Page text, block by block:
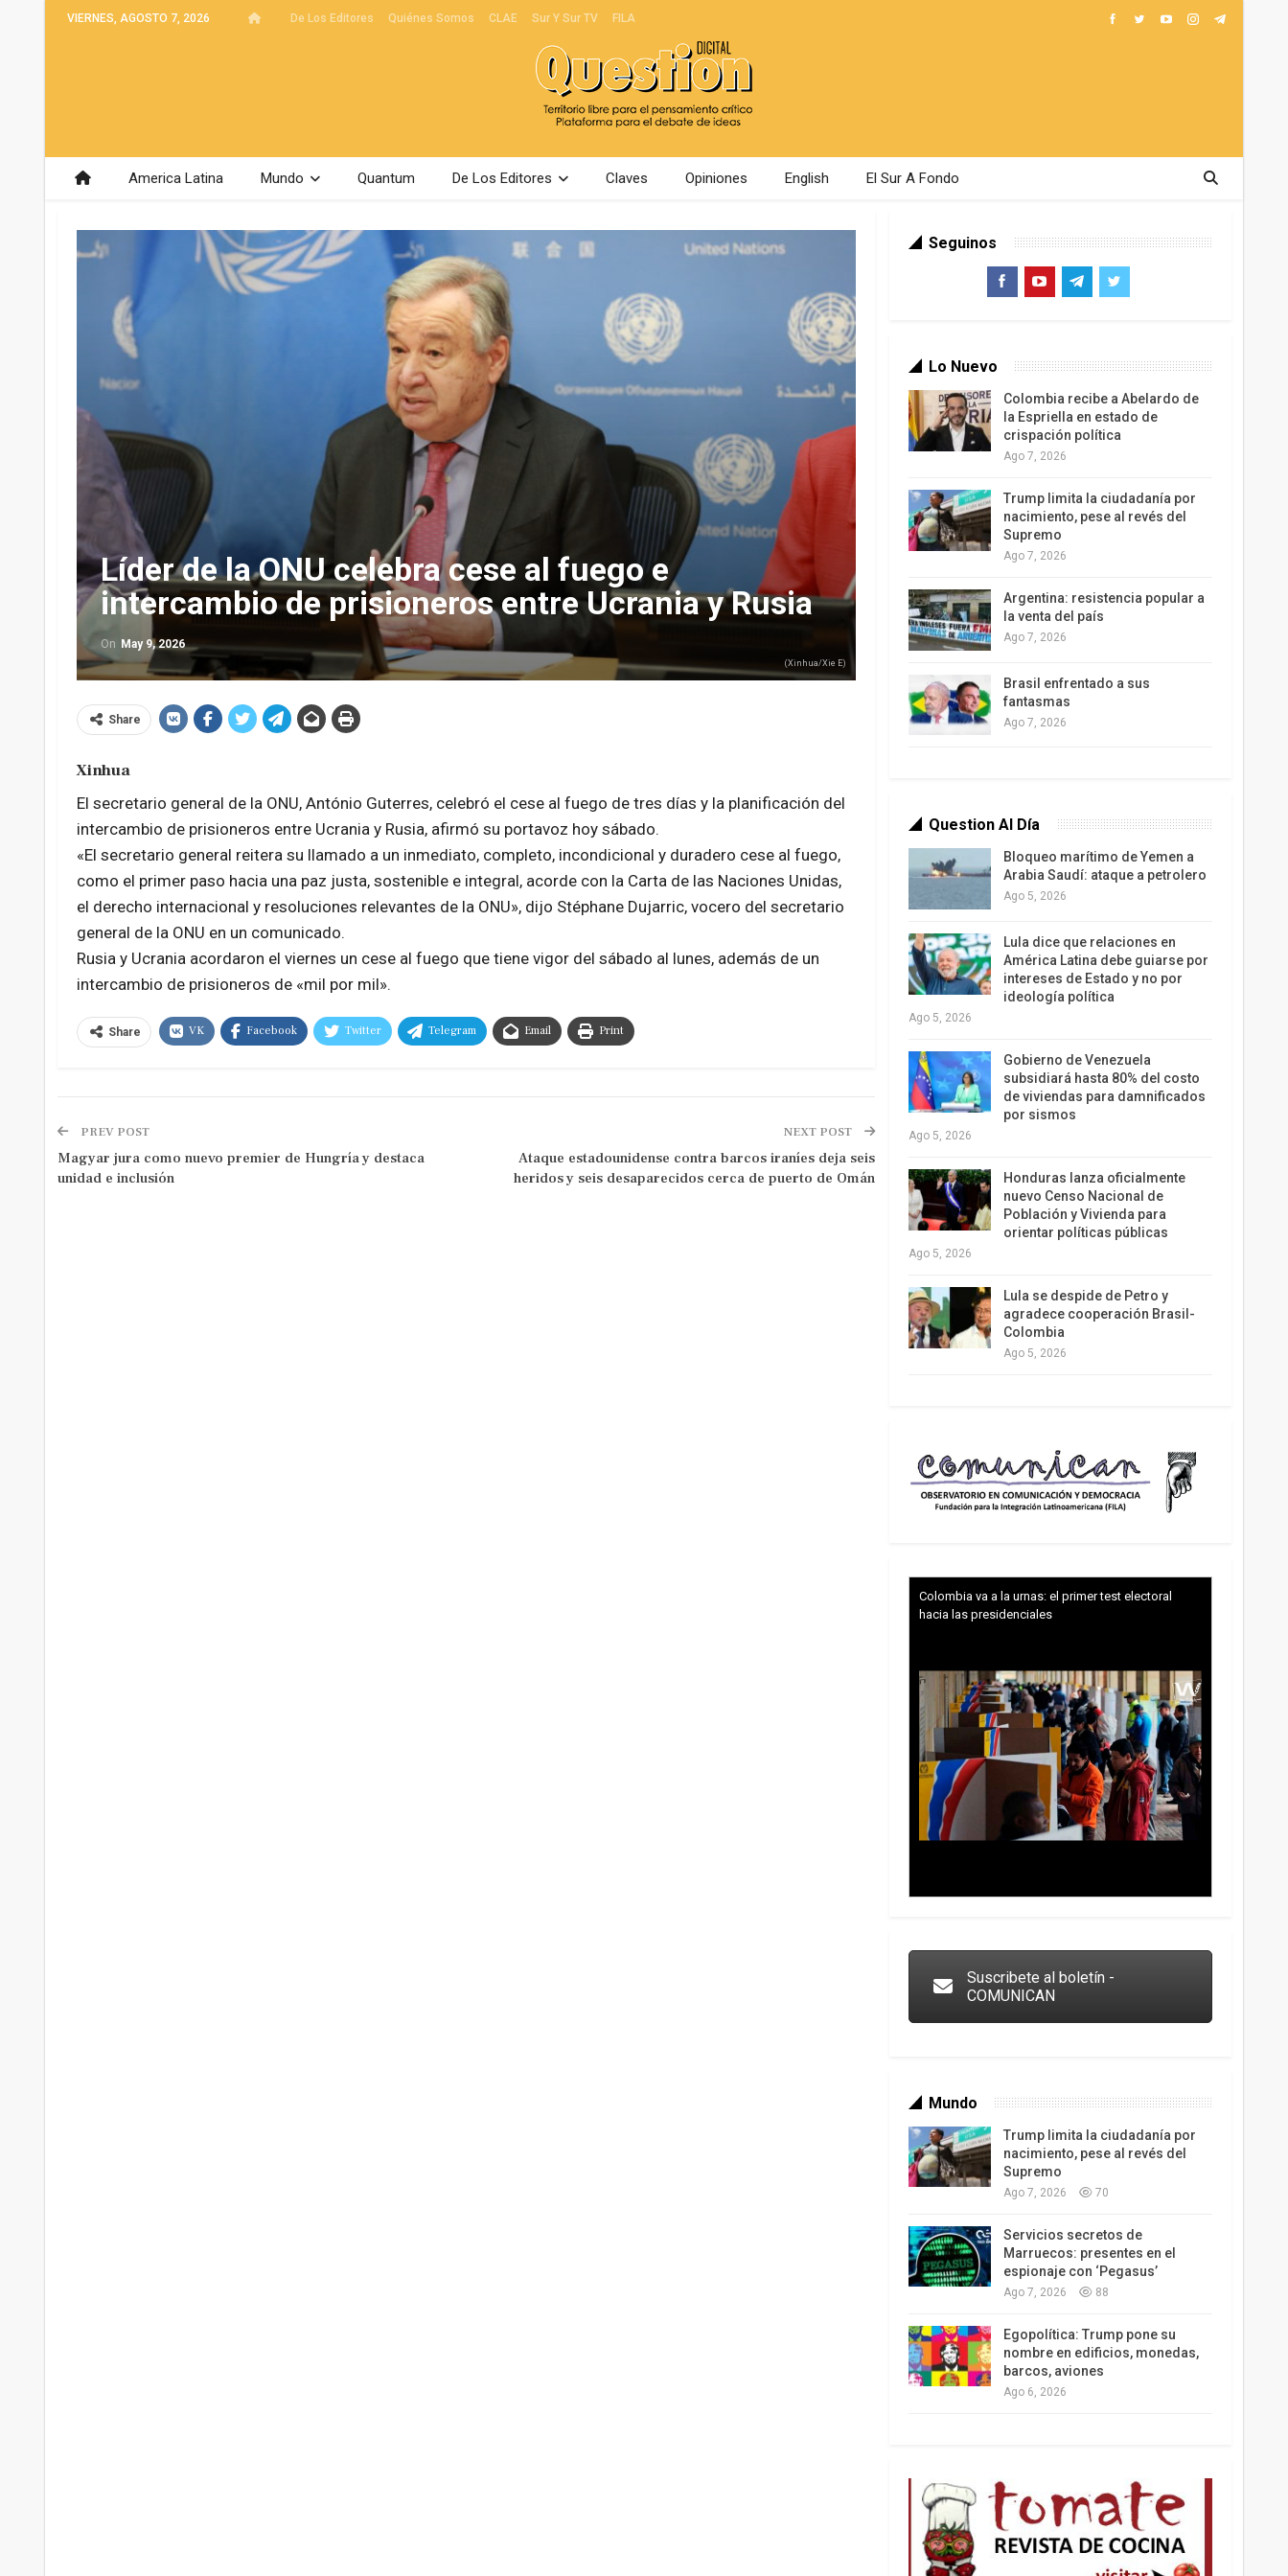
VIERNES, AGOSTO 7, 2026 De Los Editores Quiénes Somos CLAE Sur Y Sur TV FILA
America Latina Mundo Quantum De Los Editores Claves Opiniones English El Sur A Fondo
Líder de la ONU celebra cese al fuego e
intercambio de prisioneros entre Ucrania y Rusia
On May 9, 2026
(Xinhua/Xie E)
Share
Xinhua
El secretario general de la ONU, António Guterres, celebró el cese al fuego de tres días y la planificación del
intercambio de prisioneros entre Ucrania y Rusia, afirmó su portavoz hoy sábado.
«El secretario general reitera su llamado a un inmediato, completo, incondicional y duradero cese al fuego,
como el primer paso hacia una paz justa, sostenible e integral, acorde con la Carta de las Naciones Unidas,
el derecho internacional y resoluciones relevantes de la ONU», dijo Stéphane Dujarric, vocero del secretario
general de la ONU en un comunicado.
Rusia y Ucrania acordaron el viernes un cese al fuego que tiene vigor del sábado al lunes, además de un
intercambio de prisioneros de «mil por mil».
Share VK Facebook Twitter Telegram Email Print
PREV POST
Magyar jura como nuevo premier de Hungría y destaca
unidad e inclusión
NEXT POST
Ataque estadounidense contra barcos iraníes deja seis
heridos y seis desaparecidos cerca de puerto de Omán
Seguinos
Lo Nuevo
Colombia recibe a Abelardo de
la Espriella en estado de
crispación política
Ago 7, 2026
Trump limita la ciudadanía por
nacimiento, pese al revés del
Supremo
Ago 7, 2026
Argentina: resistencia popular a
la venta del país
Ago 7, 2026
Brasil enfrentado a sus
fantasmas
Ago 7, 2026
Question Al Día
Bloqueo marítimo de Yemen a
Arabia Saudí: ataque a petrolero
Ago 5, 2026
Lula dice que relaciones en
América Latina debe guiarse por
intereses de Estado y no por
ideología política
Ago 5, 2026
Gobierno de Venezuela
subsidiará hasta 80% del costo
de viviendas para damnificados
por sismos
Ago 5, 2026
Honduras lanza oficialmente
nuevo Censo Nacional de
Población y Vivienda para
orientar políticas públicas
Ago 5, 2026
Lula se despide de Petro y
agradece cooperación Brasil-
Colombia
Ago 5, 2026
Colombia va a la urnas: el primer test electoral
hacia las presidenciales
Suscribete al boletín -
COMUNICAN
Mundo
Trump limita la ciudadanía por
nacimiento, pese al revés del
Supremo
Ago 7, 2026 70
Servicios secretos de
Marruecos: presentes en el
espionaje con ‘Pegasus’
Ago 7, 2026 88
Egopolítica: Trump pone su
nombre en edificios, monedas,
barcos, aviones
Ago 6, 2026